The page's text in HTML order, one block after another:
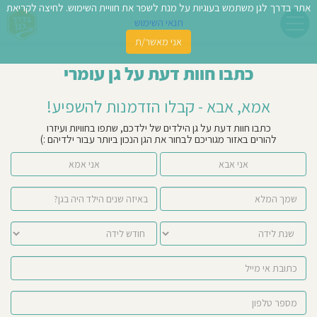
כתבו חוות דעת על גן עומרי
אמא, אבא - קבלו הזדמנות להשפיע!
כתבו חוות דעת על גן הילדים של ילדכם, שתפו בחוויות ועיזרו
להורים באזור מגוריכם לבחור את הגן הנכון ביותר עבור ילדיהם :)
אני אמא אני אבא
אתר בדרך לגן משתמש בעוגיות על מנת לשפר את חוויית השימוש. לחיצה לקריאת
תנאי השימוש
אני מאשר/ת